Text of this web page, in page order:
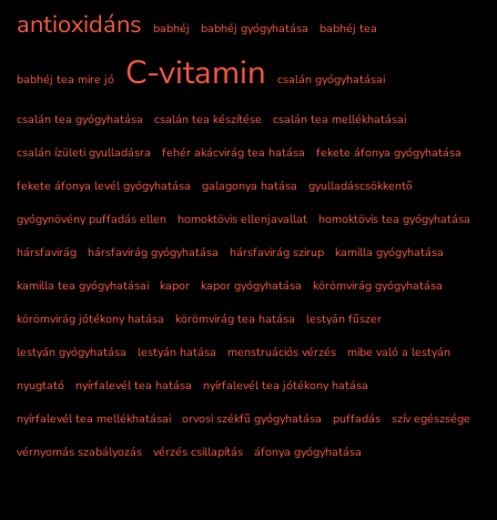
antioxidáns babhéj babhéj gyógyhatása babhéj tea
babhéj tea mire jó C-vitamin csalán gyógyhatásai
csalán tea gyógyhatása csalán tea készítése
csalán tea mellékhatásai
csalán ízületi gyulladásra
fehér akácvirág tea hatása
fekete áfonya gyógyhatása
fekete áfonya levél gyógyhatása
galagonya hatása
gyulladáscsökkentő
gyógynövény puffadás ellen
homoktövis ellenjavallat
homoktövis tea gyógyhatása
hársfavirág
hársfavirág gyógyhatása hársfavirág szirup
kamilla gyógyhatása
kamilla tea gyógyhatásai
kapor kapor gyógyhatása
körömvirág gyógyhatása
körömvirág jótékony hatása
körömvirág tea hatása
lestyán fűszer
lestyán gyógyhatása
lestyán hatása menstruációs vérzés
mibe való a lestyán
nyugtató
nyírfalevél tea hatása
nyírfalevél tea jótékony hatása
nyírfalevél tea mellékhatásai
orvosi székfű gyógyhatása puffadás
szív egészsége
vérnyomás szabályozás
vérzés csillapítás áfonya gyógyhatása